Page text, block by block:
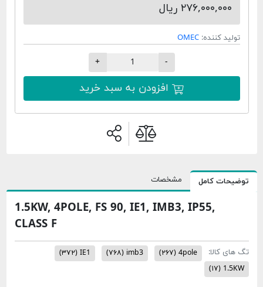
۲۷۶,۰۰۰,۰۰۰ ریال
کننده: OMEC
افزودن به سبد خرید
کامل مشخصات
1.5KW, 4POLE, FS 90, IE1, IMB3, IP55,
CLASS F
کالا: 4pole (۲۶۷) imb3 (۷۶۸) IE1
(۳۷۲)
(۱۷)